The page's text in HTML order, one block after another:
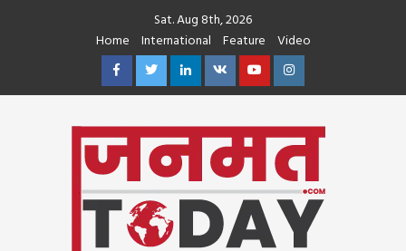
Sat. Aug 8th, 2026
Home
International Feature
Video
FacebookTwitterLinkedin
VK YoutubeInstagram